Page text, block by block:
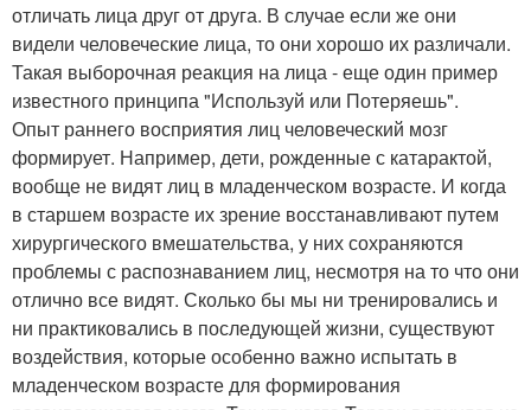
отличать лица друг от друга. В случае если же они
видели человеческие лица, то они хорошо их различали.
Такая выборочная реакция на лица - еще один пример
известного принципа "Используй или Потеряешь".
Опыт раннего восприятия лиц человеческий мозг
формирует. Например, дети, рожденные с катарактой,
вообще не видят лиц в младенческом возрасте. И когда
в старшем возрасте их зрение восстанавливают путем
хирургического вмешательства, у них сохраняются
проблемы с распознаванием лиц, несмотря на то что они
отлично все видят. Сколько бы мы ни тренировались и
ни практиковались в последующей жизни, существуют
воздействия, которые особенно важно испытать в
младенческом возрасте для формирования